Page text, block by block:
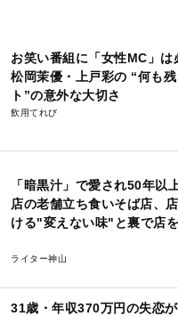
お笑い番組に「女性MC」は
松岡茉優・上戸彩の “何も
ト”の意外な大切さ
飲用てれび
「暗黒汁」で愛され50年以
店の老舗立ち食いそば店、
ける"変えない味"と裏で店
ライター神山
31歳・年収370万円の失恋